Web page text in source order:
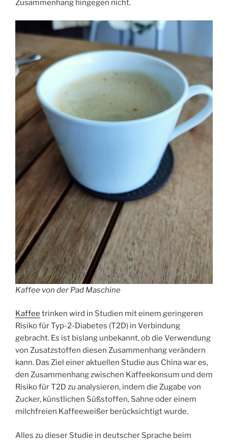
Zusammenhang hingegen nicht.
Kaffee von der Pad Maschine
Kaffee trinken wird in Studien mit einem geringeren
Risiko für Typ-2-Diabetes (T2D) in Verbindung
gebracht. Es ist bislang unbekannt, ob die Verwendung
von Zusatzstoffen diesen Zusammenhang verändern
kann. Das Ziel einer aktuellen Studie aus China war es,
den Zusammenhang zwischen Kaffeekonsum und dem
Risiko für T2D zu analysieren, indem die Zugabe von
Zucker, künstlichen Süßstoffen, Sahne oder einem
milchfreien Kaffeeweißer berücksichtigt wurde.
Alles zu dieser Studie in deutscher Sprache beim